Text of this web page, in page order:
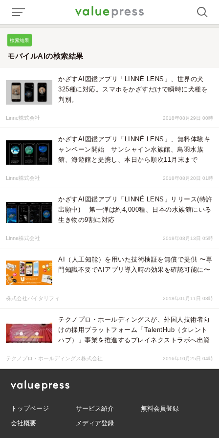
検索結果
モバイルAIの検索結果
かざすAI図鑑アプリ「LINNÉ LENS」、世界の犬
325種に対応。スマホをかざすだけで瞬時に犬種を
判別。
Linne株式会社 2018年08月29日 00時
かざすAI図鑑アプリ「LINNÉ LENS」、無料体験キ
ャンペーン開始 サンシャイン水族館、鳥羽水族
館、海遊館と提携し、本日から順次11月末まで
Linne株式会社 2018年08月20日 01時
かざすAI図鑑アプリ「LINNÉ LENS」リリース(特許
出願中) 第一弾は約4,000種、日本の水族館にいる
生き物の9割に対応
Linne株式会社 2018年08月13日 05時
AI（人工知能）を用いた技術検証を無償で提供 〜専
門知識不要でAIアプリ導入時の効果を確認可能に〜
株式会社バイタリフィ 2018年01月11日 08時
テクノプロ・ホールディングスが、外国人技術者向
けの採用プラットフォーム「TalentHub（タレント
ハブ）」事業を推進するプレイネクストラボへ出資
テクノプロ・ホールディングス株式会社 2016年10月25日 04時
トップページ サービス紹介
無料会員登録
会社概要
メディア登録